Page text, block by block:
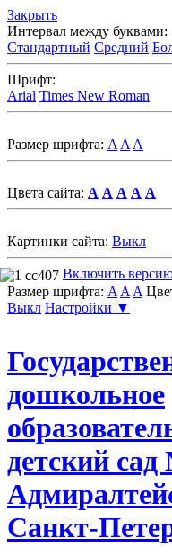
Закрыть
Интервал между буквами:
Стандартный Средний
Шрифт:
Arial Times New Roman
Размер шрифта: A A A
Цвета сайта: A A A A A
Картинки сайта: Выкл
Включить
Размер шрифта: A A A
Выкл Настройки ▼
дошкольное
детский
Санкт-